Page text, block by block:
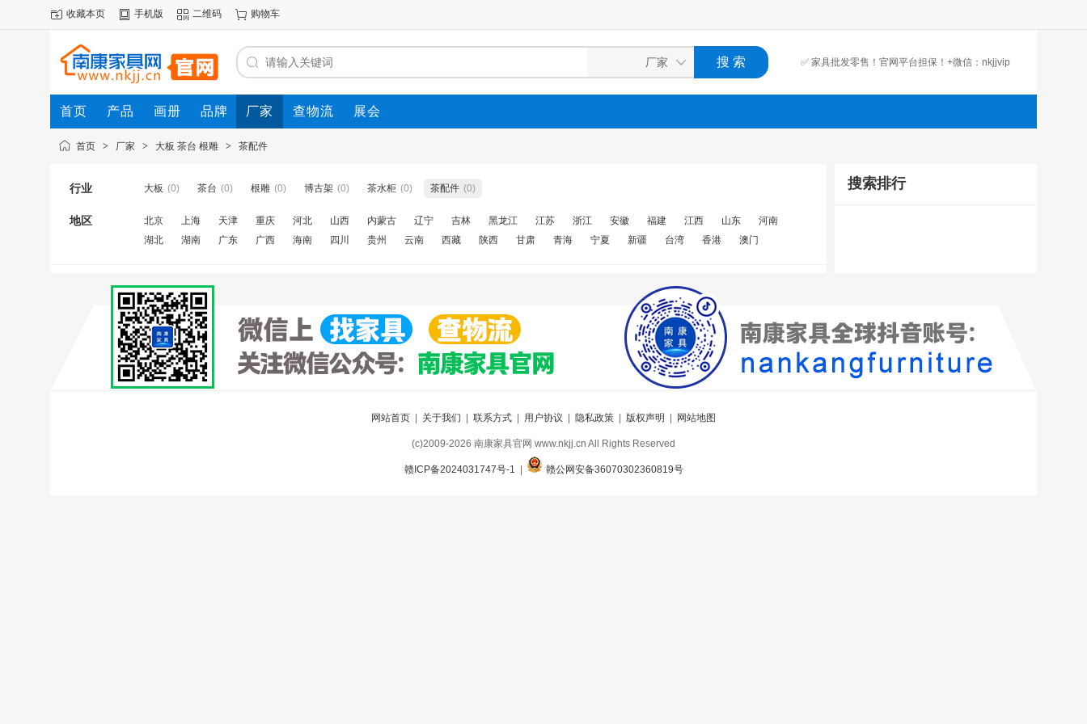
收藏本页 手机版 二维码 购物车
✅ 家具批发零售！官网平台担保！+微信：nkjjvip
首页 产品 画册 品牌 厂家 查物流 展会
首页 > 厂家 > 大板 茶台 根雕 > 茶配件
行业 大板 (0) 茶台 (0) 根雕 (0) 博古架 (0) 茶水柜 (0) 茶配件 (0)
地区 北京 上海 天津 重庆 河北 山西 内蒙古 辽宁 吉林 黑龙江 江苏 浙江 安徽 福建 江西 山东
河南
湖北
湖南 广东 广西 海南 四川 贵州 云南 西藏 陕西 甘肃 青海 宁夏 新疆 台湾 香港 澳门
搜索排行
网站首页 关于我们 联系方式 用户协议 隐私政策 版权声明 网站地图
(c)2009-2026 南康家具官网 www.nkjj.cn All Rights Reserved
赣ICP备2024031747号-1 赣公网安备36070302360819号